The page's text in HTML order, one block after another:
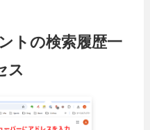
トの検索履歴一
ス